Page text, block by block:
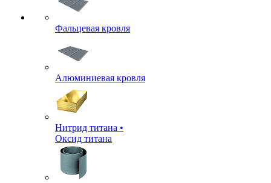
Фальцевая кровля
Алюминиевая кровля
Нитрид титана •
Оксид титана